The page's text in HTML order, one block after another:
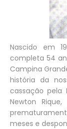
Nascido em
completa 54
Campina
história da
cassação
Newton
meses e